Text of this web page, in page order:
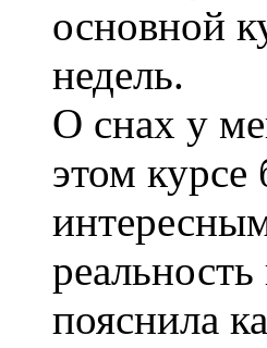
основной
недель.
О снах у
этом
пояснила